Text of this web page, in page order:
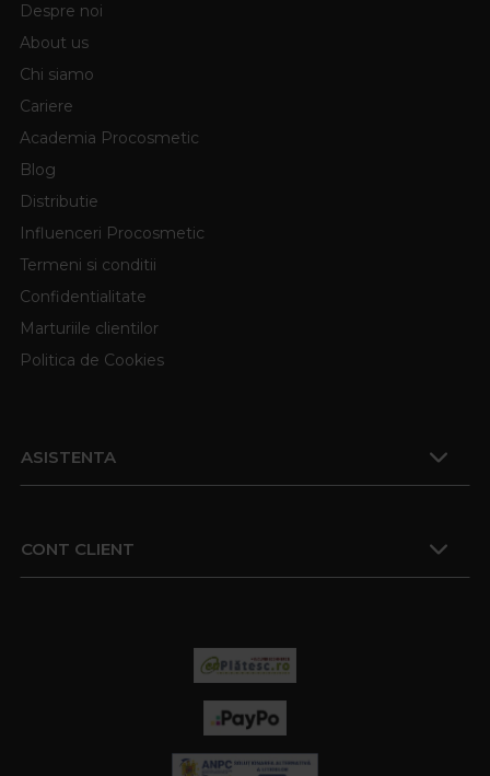
Despre noi
About us
Chi siamo
Cariere
Academia Procosmetic
Blog
Distributie
Influenceri Procosmetic
Termeni si conditii
Confidentialitate
Marturiile clientilor
Politica de Cookies
ASISTENTA
CONT CLIENT